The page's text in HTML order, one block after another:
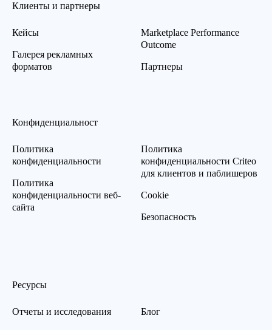
Клиенты и партнеры
Кейсы
Галерея рекламных
форматов
Marketplace Performance
Outcome
Партнеры
Конфиденциальност
Политика
конфиденциальности
Политика
конфиденциальности веб-
сайта
Политика
конфиденциальности Criteo
для клиентов и паблишеров
Cookie
Безопасность
Ресурсы
Отчеты и исследования Блог